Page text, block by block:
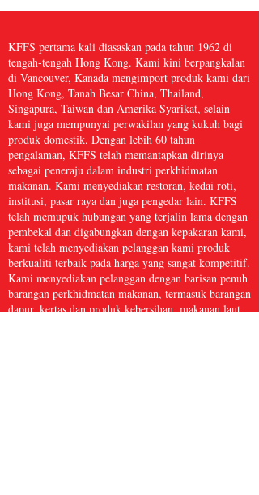
KFFS pertama kali diasaskan pada tahun 1962 di
tengah-tengah Hong Kong. Kami kini berpangkalan
di Vancouver, Kanada mengimport produk kami dari
Hong Kong, Tanah Besar China, Thailand,
Singapura, Taiwan dan Amerika Syarikat, selain
kami juga mempunyai perwakilan yang kukuh bagi
produk domestik. Dengan lebih 60 tahun
pengalaman, KFFS telah memantapkan dirinya
sebagai peneraju dalam industri perkhidmatan
makanan. Kami menyediakan restoran, kedai roti,
institusi, pasar raya dan juga pengedar lain. KFFS
telah memupuk hubungan yang terjalin lama dengan
pembekal dan digabungkan dengan kepakaran kami,
kami telah menyediakan pelanggan kami produk
berkualiti terbaik pada harga yang sangat kompetitif.
Kami menyediakan pelanggan dengan barisan penuh
barangan perkhidmatan makanan, termasuk barangan
dapur, kertas dan produk kebersihan, makanan laut